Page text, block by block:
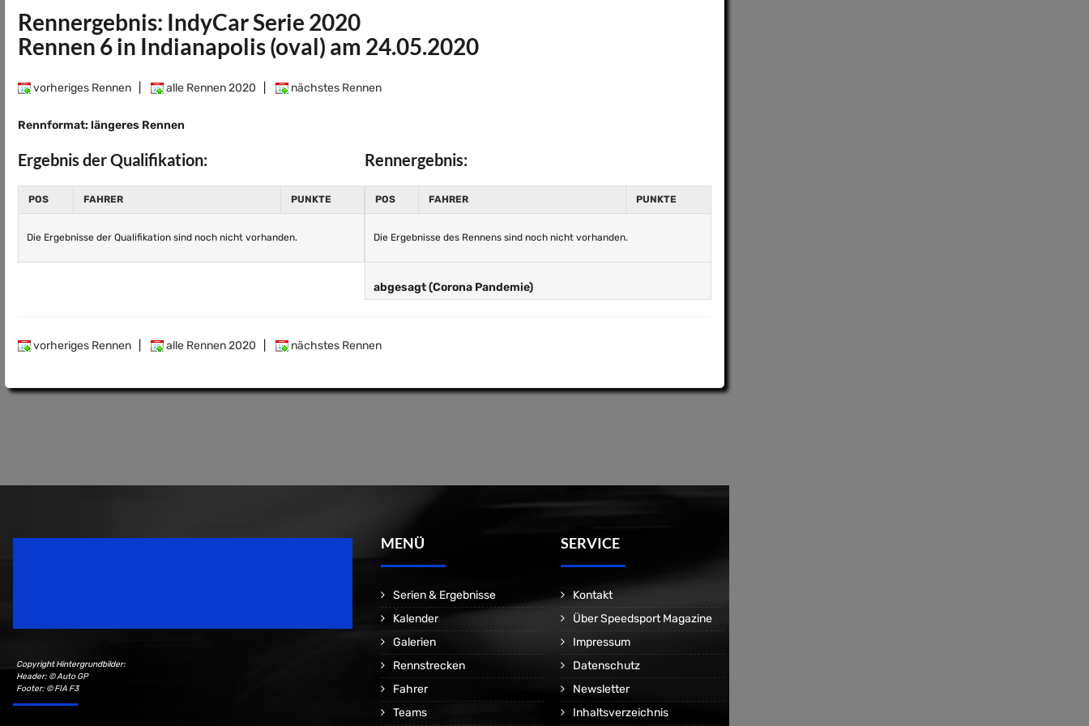
Rennergebnis: IndyCar Serie 2020
Rennen 6 in Indianapolis (oval) am 24.05.2020
vorheriges Rennen alle Rennen 2020 nächstes Rennen
Rennformat: längeres Rennen
Ergebnis der Qualifikation:
POS FAHRER PUNKTE
Die Ergebnisse der Qualifikation sind noch nicht vorhanden.
Rennergebnis:
POS FAHRER PUNKTE
Die Ergebnisse des Rennens sind noch nicht vorhanden.
abgesagt (Corona Pandemie)
vorheriges Rennen alle Rennen 2020 nächstes Rennen
Copyright Hintergrundbilder:
Header: © Auto GP
Footer: © FIA F3
MENÜ
Serien & Ergebnisse
Kalender
Galerien
Rennstrecken
Fahrer
Teams
SERVICE
Kontakt
Über Speedsport Magazine
Impressum
Datenschutz
Newsletter
Inhaltsverzeichnis